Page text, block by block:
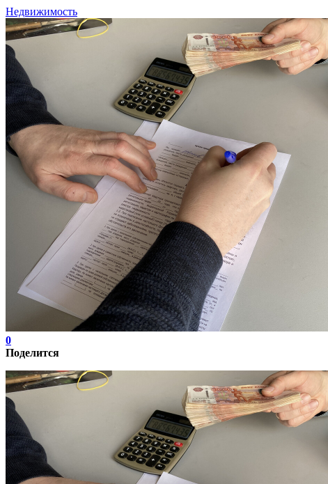
Недвижимость
0
Поделится